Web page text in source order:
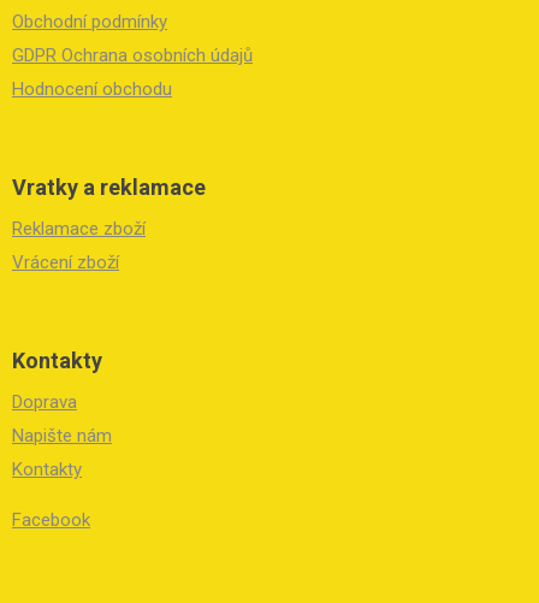
Obchodní podmínky
GDPR Ochrana osobních údajů
Hodnocení obchodu
Vratky a reklamace
Reklamace zboží
Vrácení zboží
Kontakty
Doprava
Napište nám
Kontakty
Facebook